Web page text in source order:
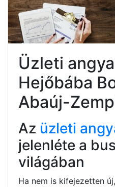
Üzleti
Hejőbába
Abaúj-
Az üzleti
jelenléte a
világában
Ha nem is kifejezetten